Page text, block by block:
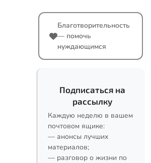
Благотворительность
— помочь
нуждающимся
Подписаться на
рассылку
Каждую неделю в вашем
почтовом ящике:
— анонсы лучших
материалов;
— разговор о жизни по